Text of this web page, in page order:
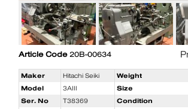
Article Code20B-00634
Maker Hitachi Seiki
Weight
Model
3AIII
Size
Ser. No
T38369 Condition